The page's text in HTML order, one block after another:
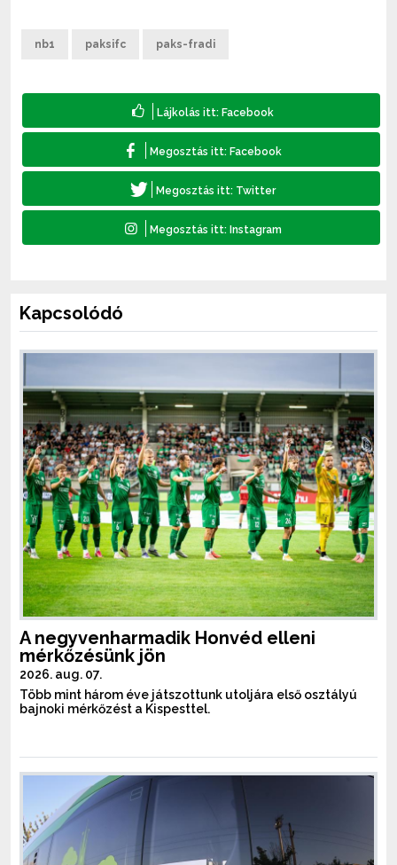
nb1 paksifc paks-fradi
Kapcsolódó
A negyvenharmadik Honvéd elleni
mérkőzésünk jön
2026. aug. 07.
Több mint három éve játszottunk utoljára első osztályú
bajnoki mérkőzést a Kispesttel.